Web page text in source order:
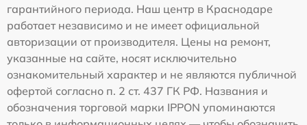
гарантийного периода. Наш центр в Краснодаре
работает независимо и не имеет официальной
авторизации от производителя. Цены на ремонт,
указанные на сайте, носят исключительно
ознакомительный характер и не являются публичной
офертой согласно п. 2 ст. 437 ГК РФ. Названия и
обозначения торговой марки IPPON упоминаются